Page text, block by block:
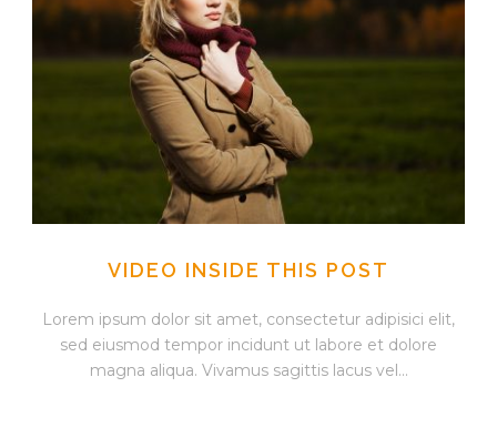
VIDEO INSIDE THIS POST
Lorem ipsum dolor sit amet, consectetur adipisici elit,
sed eiusmod tempor incidunt ut labore et dolore
magna aliqua. Vivamus sagittis lacus vel...